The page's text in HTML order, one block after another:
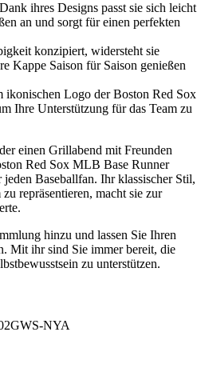
Dank ihres Designs passt sie sich leicht
an und sorgt für einen perfekten
konzipiert, widersteht sie
Kappe Saison für Saison genießen
ikonischen Logo der Boston Red Sox
Ihre Unterstützung für das Team zu
einen Grillabend mit Freunden
Red Sox MLB Base Runner
Baseballfan. Ihr klassischer Stil,
repräsentieren, macht sie zur
hinzu und lassen Sie Ihren
Mit ihr sind Sie immer bereit, die
zu unterstützen.
NYA